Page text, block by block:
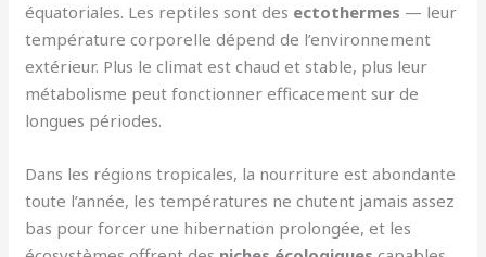
équatoriales. Les reptiles sont des ectothermes — leur
température corporelle dépend de l’environnement
extérieur. Plus le climat est chaud et stable, plus leur
métabolisme peut fonctionner efficacement sur de
longues périodes.
Dans les régions tropicales, la nourriture est abondante
toute l’année, les températures ne chutent jamais assez
bas pour forcer une hibernation prolongée, et les